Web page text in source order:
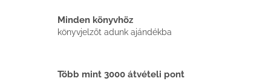
Minden könyvhöz
könyvjelzőt adunk ajándékba
Több mint 3000 átvételi pont